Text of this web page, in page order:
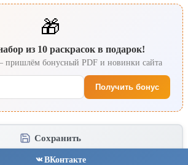
🎁
из 10 раскрасок в подарок!
пришлём бонусный PDF и новинки сайта
Получить бонус
Сохранить
ВКонтакте